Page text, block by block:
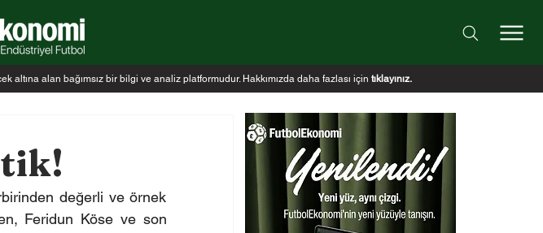
alan bağımsız bir bilgi ve analiz platformudur. Hakkımızda daha fazlası için tıklayınız.
değerli ve örnek
Feridun Köse ve son